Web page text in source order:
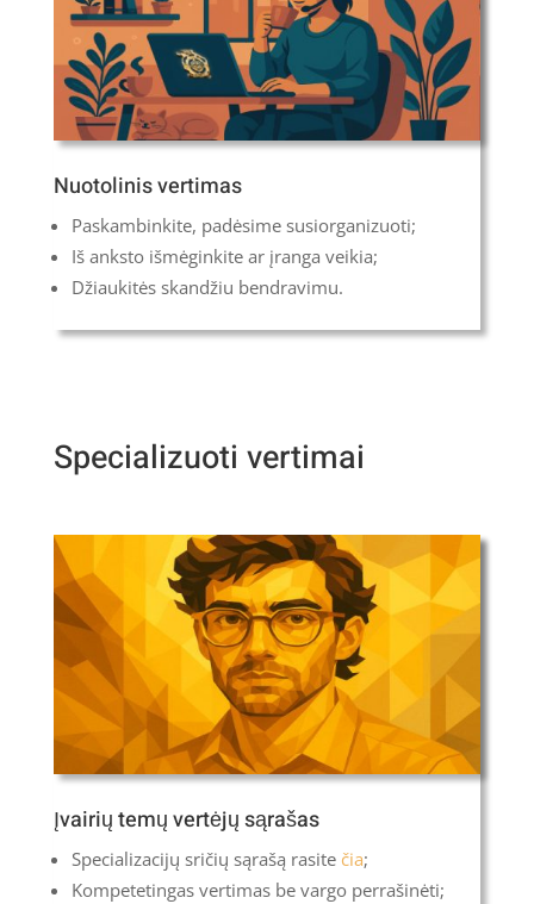
Nuotolinis vertimas
Paskambinkite, padėsime susiorganizuoti;
Iš anksto išmėginkite ar įranga veikia;
Džiaukitės skandžiu bendravimu.
Specializuoti vertimai
Įvairių temų vertėjų sąrašas
Specializacijų sričių sąrašą rasite čia;
Kompetetingas vertimas be vargo perrašinėti;